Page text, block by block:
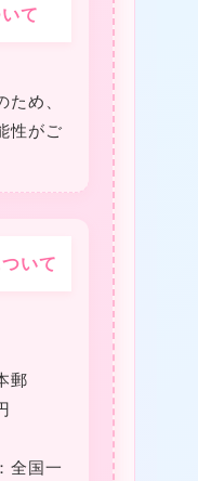
て
め、
性がご
いて
郵
全国一